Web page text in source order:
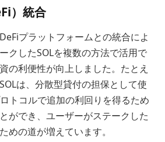
）統合
プラットフォームとの統合によ
クしたSOLを複数の方法で活用で
の利便性が向上しました。たとえ
は、分散型貸付の担保として使
トコルで追加の利回りを得るため
ができ、ユーザーがステークした
めの道が増えています。